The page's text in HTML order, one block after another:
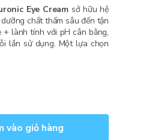
Eye Cream sở hữu hệ
chất thấm sâu đến tận
lành tính với pH cân bằng,
lần sử dụng. Một lựa chọn
vào giỏ hàng